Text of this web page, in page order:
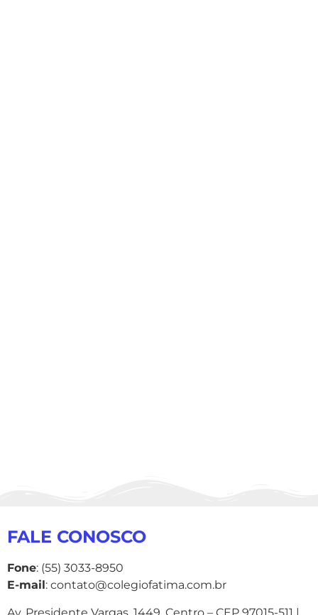
FALE CONOSCO
Fone: (55) 3033-8950
E-mail: contato@colegiofatima.com.br